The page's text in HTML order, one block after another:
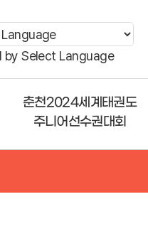
bySelect Language
춘천2024세계태권도
주니어선수권대회